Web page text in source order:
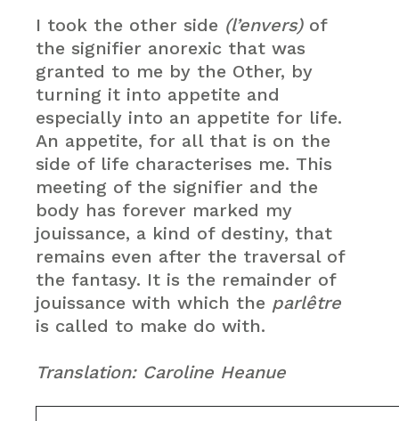
I took the other side (l’envers)of
the signifier anorexic that was
granted to me by the Other, by
turning it into appetite and
especially into an appetite for life.
An appetite, for all that is on the
side of life characterises me. This
meeting of the signifier and the
body has forever marked my
jouissance, a kind of destiny, that
remains even after the traversal of
the fantasy. It is the remainder of
jouissance with which the parlêtre
is called to make do with.
Translation: Caroline Heanue